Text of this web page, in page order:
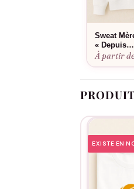
Sweat
«
À partir
EXISTE EN